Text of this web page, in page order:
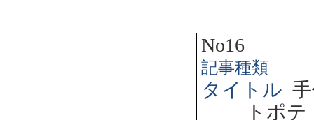
No16
記事種類
タイトル
トポテ